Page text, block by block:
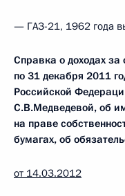
— ГАЗ-21, 1962 года
Справка о доходах за
по 31 декабря 2011
Российской
С.В.Медведевой, об
на праве
бумагах, об
от 14.03.2012